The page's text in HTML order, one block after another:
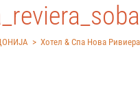
> Хотел & Спа Нова